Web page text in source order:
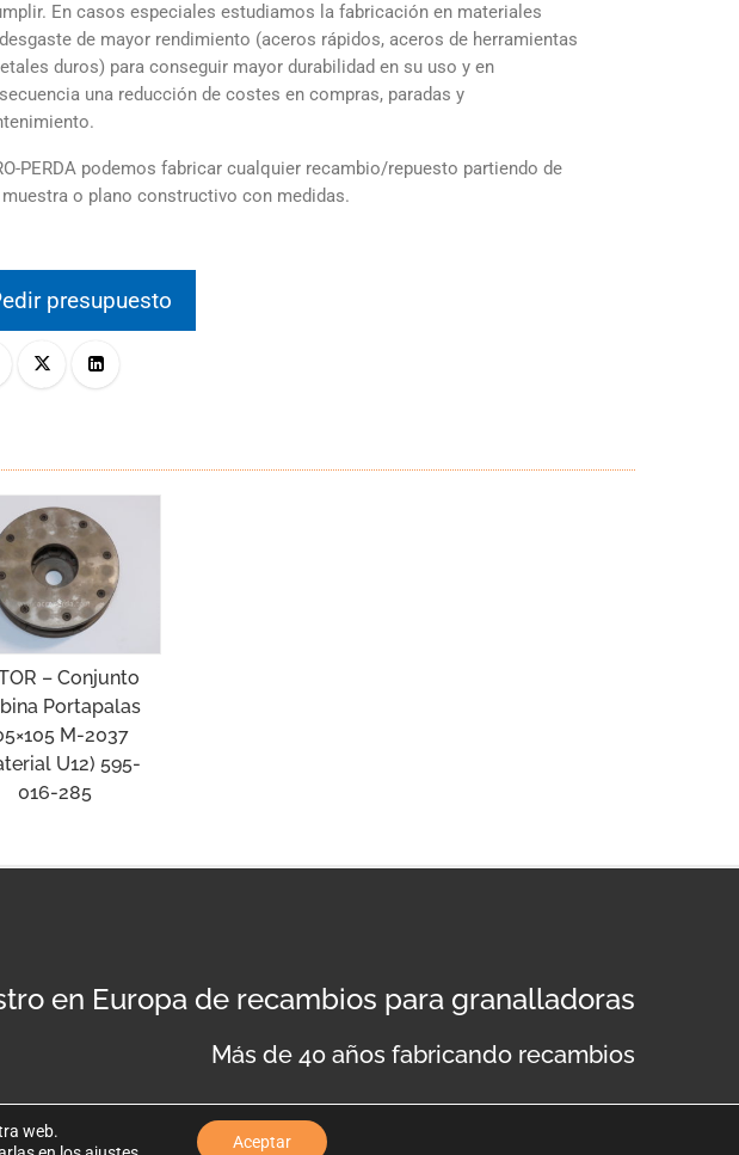
En casos especiales estudiamos la fabricación en materiales
de mayor rendimiento (aceros rápidos, aceros de herramientas
duros) para conseguir mayor durabilidad en su uso y en
una reducción de costes en compras, paradas y
PERDA podemos fabricar cualquier recambio/repuesto partiendo de
muestra o plano constructivo con medidas.
presupuesto
– Conjunto
Portapalas
M-2037
U12) 595-
016-285
en Europa de recambios para granalladoras
Más de 40 años fabricando recambios
web.
Aceptar